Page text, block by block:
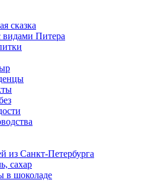
сказка
Питера
из Санкт-Петербурга
сахар
в шоколаде